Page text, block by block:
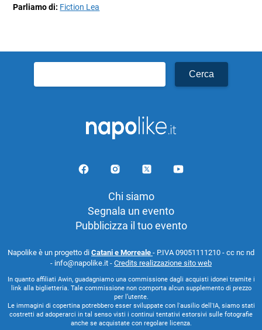
Parliamo di: Fiction Lea
per:
Chi siamo
Segnala un evento
Pubblicizza il tuo evento
Napolike è un progetto di Catani e Morreale - P.IVA 09051111210 - cc nc nd
- info@napolike.it - Credits realizzazione sito web
In quanto affiliati Awin, guadagniamo una commissione dagli acquisti idonei tramite i
link alla biglietteria. Tale commissione non comporta alcun supplemento di prezzo
per l’utente.
Le immagini di copertina potrebbero esser sviluppate con l'ausilio dell'IA, siamo stati
costretti ad adoperarci in tal senso visti i continui tentativi estorsivi sulle fotografie
anche se acquistate con regolare licenza.